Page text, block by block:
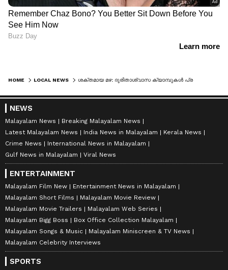
HOME LOCAL NEWS ശക്തമായ മഴ: ദുരിതാശ്വാസ ക്യാമ്പുകള്‍ പ്രവര്‍ത്തിക്കുന്ന സ്‌കൂളുകള്‍ക്ക് അവധി പ്രഖ്യാപിച്ച് കോട്ടയം കളക്ടര്‍
NEWS
Malayalam News
Breaking Malayalam News
Latest Malayalam News
India News in Malayalam
Kerala News
Crime News
International News in Malayalam
Gulf News in Malayalam
Viral News
ENTERTAINMENT
Malayalam Film New
Entertainment News in Malayalam
Malayalam Short Films
Malayalam Movie Review
Malayalam Movie Trailers
Malayalam Web Series
Malayalam Bigg Boss
Box Office Collection Malayalam
Malayalam Songs & Music
Malayalam Miniscreen & TV News
Malayalam Celebrity Interviews
SPORTS